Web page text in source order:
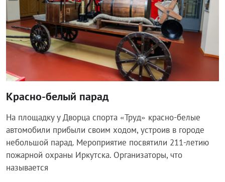
Красно-белый парад
На площадку у Дворца спорта «Труд» красно-белые
автомобили прибыли своим ходом, устроив в городе
небольшой парад. Мероприятие посвятили 211-летию
пожарной охраны Иркутска. Организаторы, что
называется